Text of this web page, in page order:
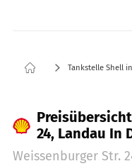
Tankstelle Shell
24, Landau In
Weissenburger Str.